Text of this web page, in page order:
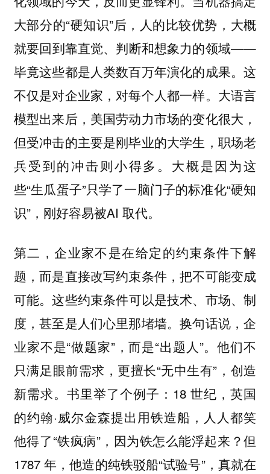
大部分的“硬知识”后，人的比较优势，大概
就要回到靠直觉、判断和想象力的领域——
毕竟这些都是人类数百万年演化的成果。这
不仅是对企业家，对每个人都一样。大语言
模型出来后，美国劳动力市场的变化很大，
但受冲击的主要是刚毕业的大学生，职场老
兵受到的冲击则小得多。大概是因为这
些“生瓜蛋子”只学了一脑门子的标准化“硬知
识”，刚好容易被AI 取代。
第二，企业家不是在给定的约束条件下解
题，而是直接改写约束条件，把不可能变成
可能。这些约束条件可以是技术、市场、制
度，甚至是人们心里那堵墙。换句话说，企
业家不是“做题家”，而是“出题人”。他们不
只满足眼前需求，更擅长“无中生有”，创造
新需求。书里举了个例子：18 世纪，英国
的约翰·威尔金森提出用铁造船，人人都笑
他得了“铁疯病”，因为铁怎么能浮起来？但
1787 年，他造的纯铁驳船“试验号”，真就在